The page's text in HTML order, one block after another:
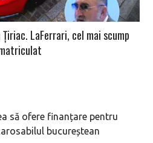
LaFerrari, cel mai scump